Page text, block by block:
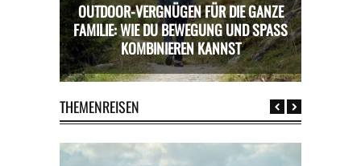
OUTDOOR-VERGNÜGEN FÜR DIE GANZE
FAMILIE: WIE DU BEWEGUNG UND SPASS K
OMBINIEREN KANNST
THEMENREISEN